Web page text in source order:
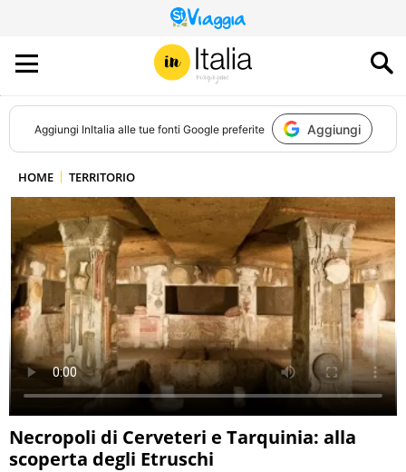
QUESTO
SITO
CONTRIBUISCE
ALL’AUDIENCE
DI
Aggiungi InItalia alle tue fonti Google preferite Aggiungi
HOME TERRITORIO
Necropoli di Cerveteri e Tarquinia: alla
scoperta degli Etruschi